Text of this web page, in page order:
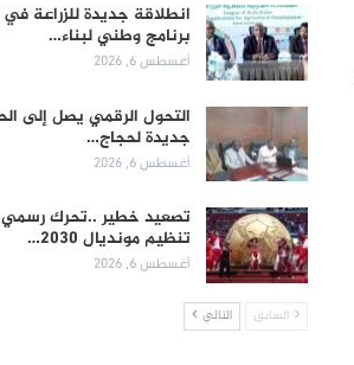
انطلاقة جديدة للزراعة
برنامج وطني لبناء…
أغسطس 6, 2026
التحول الرقمي يصل إلى
جديدة لحجاج…
أغسطس 6, 2026
تصعيد خطير ..تحرك رسمي
تنظيم مونديال 2030…
أغسطس 6, 2026
السابق التالي